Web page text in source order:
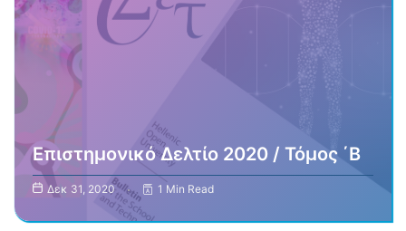
Επιστημονικό Δελτίο 2020 / Τόμος ΄Β
Δεκ 31, 2020 1 Min Read